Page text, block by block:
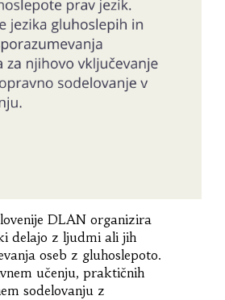
DLAN organizira
delajo z ljudmi ali jih
oseb z gluhoslepoto.
učenju, praktičnih
sodelovanju z